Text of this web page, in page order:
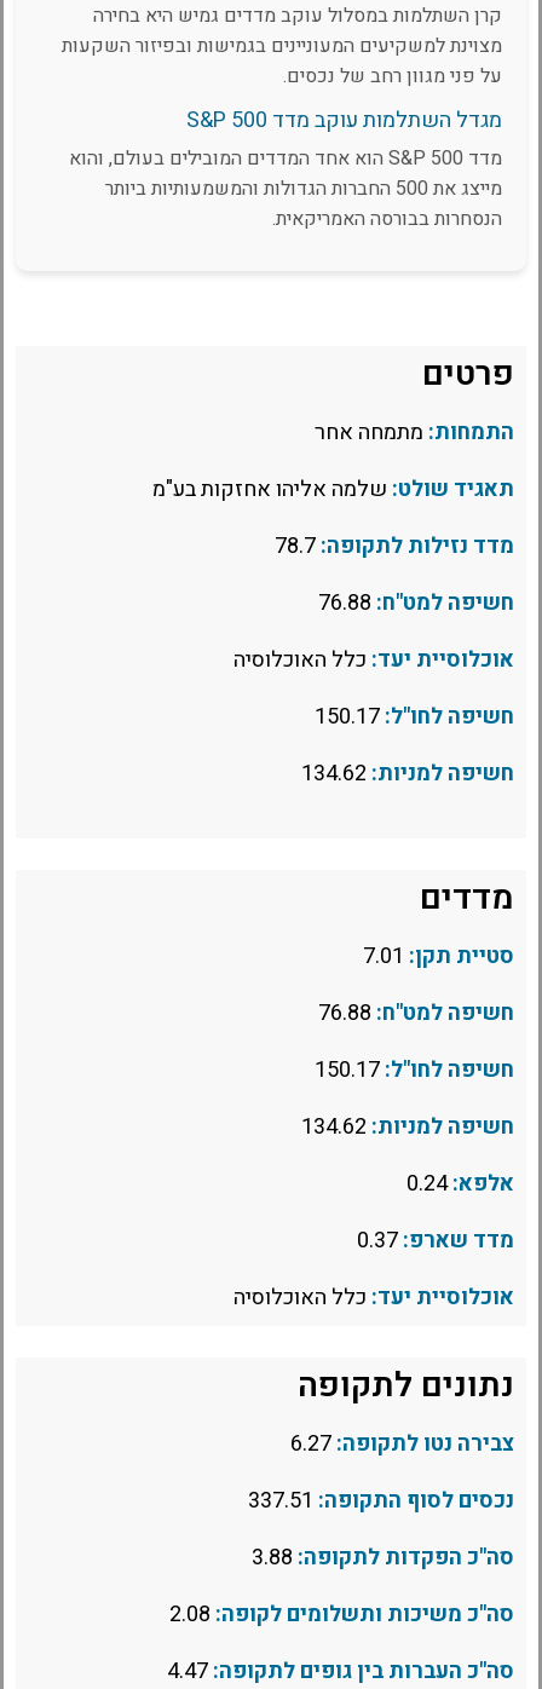
קרן השתלמות במסלול עוקב מדדים גמיש היא בחירה
מצוינת למשקיעים המעוניינים בגמישות ובפיזור השקעות
על פני מגוון רחב של נכסים.
מגדל השתלמות עוקב מדד S&P 500
מדד S&P 500 הוא אחד המדדים המובילים בעולם, והוא
מייצג את 500 החברות הגדולות והמשמעותיות ביותר
הנסחרות בבורסה האמריקאית.
פרטים
התמחות: מתמחה אחר
תאגיד שולט: שלמה אליהו אחזקות בע"מ
מדד נזילות לתקופה:
חשיפה למט"ח:
אוכלוסיית יעד: כלל האוכלוסיה
חשיפה לחו"ל:
חשיפה למניות:
מדדים
סטיית תקן:
חשיפה למט"ח:
חשיפה לחו"ל:
חשיפה למניות:
אלפא:0.24
מדד שארפ:
אוכלוסיית יעד: כלל האוכלוסיה
נתונים לתקופה
צבירה נטו לתקופה:
נכסים לסוף התקופה:
סה"כ הפקדות לתקופה:
סה"כ משיכות ותשלומים לקופה:
סה"כ העברות בין גופים לתקופה: